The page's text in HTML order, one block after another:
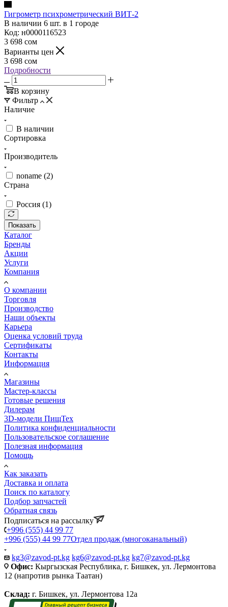
Гигрометр психрометрический ВИТ-2
В наличии 6 шт. в 1 городе
Код: н0000116523
3 698 сом
Варианты цен
3 698 сом
Подробности
В корзину
Фильтр
Наличие
В наличии
Сортировка
Производитель
noname (2)
Страна
Россия (1)
Показать
Каталог
Бренды
Акции
Услуги
Компания
О компании
Торговля
Производство
Наши объекты
Карьера
Оценка условий труда
Сертификаты
Контакты
Информация
Магазины
Мастер-классы
Готовые решения
Дилерам
3D-модели ПищТех
Политика конфиденциальности
Пользовательское соглашение
Полезная информация
Помощь
Как заказать
Доставка и оплата
Поиск по каталогу
Подбор запчастей
Обратная связь
Подписаться на рассылку
+996 (555) 44 99 77
+996 (555) 44 99 77Отдел продаж (многоканальный)
kg3@zavod-pt.kg kg6@zavod-pt.kg kg7@zavod-pt.kg
Офис: Кыргызская Республика, г. Бишкек, ул. Лермонтова
12 (напротив рынка Таатан)
Склад: г. Бишкек, ул. Лермонтова 12а